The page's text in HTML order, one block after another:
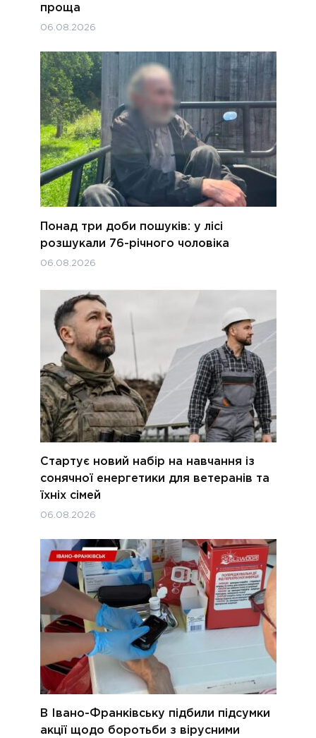
проща
06.08.2026
Понад три доби пошуків: у лісі
розшукали 76-річного чоловіка
06.08.2026
Стартує новий набір на навчання із
сонячної енергетики для ветеранів та
їхніх сімей
06.08.2026
В Івано-Франківську підбили підсумки
акції щодо боротьби з вірусними